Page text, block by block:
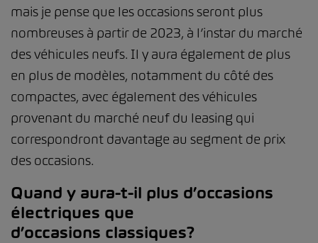
mais je pense que les occasions seront plus
nombreuses à partir de 2023, à l’instar du marché
des véhicules neufs. Il y aura également de plus
en plus de modèles, notamment du côté des
compactes, avec également des véhicules
provenant du marché neuf du leasing qui
correspondront davantage au segment de prix
des occasions.
Quand y aura-t-il plus d’occasions
électriques que
d’occasions classiques?